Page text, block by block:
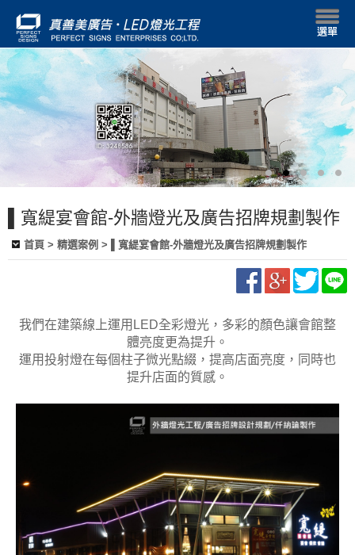
▌寬緹宴會館-外牆燈光及廣告招牌規劃製作
首頁 > 精選案例 > ▌寬緹宴會館-外牆燈光及廣告招牌規劃製作
我們在建築線上運用LED全彩燈光，多彩的顏色讓會館整
體亮度更為提升。
運用投射燈在每個柱子微光點綴，提高店面亮度，同時也
提升店面的質感。